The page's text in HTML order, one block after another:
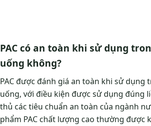
PAC có an toàn khi sử dụng
uống không?
PAC được đánh giá an toàn khi sử dụng
uống, với điều kiện được sử dụng đúng
thủ các tiêu chuẩn an toàn của ngành
phẩm PAC chất lượng cao thường được